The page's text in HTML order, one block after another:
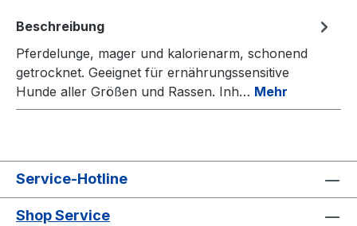
Beschreibung
Pferdelunge, mager und kalorienarm, schonend
getrocknet. Geeignet für ernährungssensitive
Hunde aller Größen und Rassen. Inh… Mehr
Service-Hotline
Shop Service